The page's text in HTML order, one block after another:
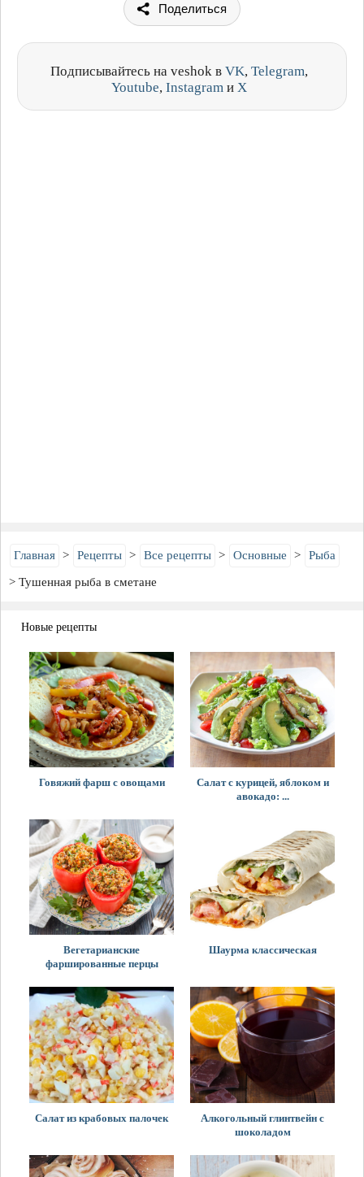
Поделиться
Подписывайтесь на veshok в VK, Telegram,
Youtube, Instagram и X
Главная Рецепты Все рецепты Основные Рыба
Тушенная рыба в сметане
Новые рецепты
Говяжий фарш с овощами
Салат с курицей, яблоком и
авокадо: ...
Вегетарианские
фаршированные перцы
Шаурма классическая
Салат из крабовых палочек
Алкогольный глинтвейн с
шоколадом